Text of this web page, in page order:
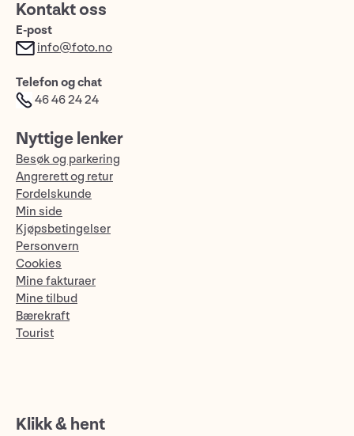
Kontakt oss
E-post
info@foto.no
Telefon og chat
46 46 24 24
Nyttige lenker
Besøk og parkering
Angrerett og retur
Fordelskunde
Min side
Kjøpsbetingelser
Personvern
Cookies
Mine fakturaer
Mine tilbud
Bærekraft
Tourist
Klikk & hent